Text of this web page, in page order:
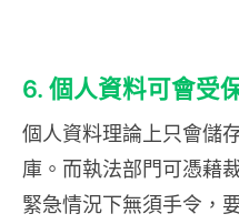
6. 個人資料可會受
個人資料理論上只會儲
庫。而執法部門可憑藉
緊急情況下無須手令，